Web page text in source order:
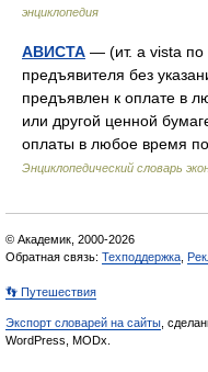
энциклопедия
АВИСТА — (ит. a vista по
предъявителя без
предъявлен к оплате в
или другой ценной
оплаты в любое время
Энциклопедический словарь
© Академик, 2000-2026
Обратная связь: Техподдержка
👣 Путешествия
Экспорт словарей на сайты ,
WordPress, MODx.